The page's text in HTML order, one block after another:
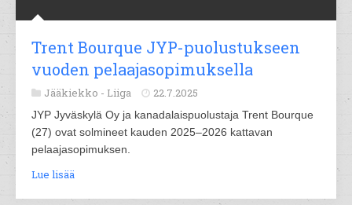
Trent Bourque JYP-puolustukseen
vuoden pelaajasopimuksella
Jääkiekko - Liiga 22.7.2025
JYP Jyväskylä Oy ja kanadalaispuolustaja Trent Bourque
(27) ovat solmineet kauden 2025–2026 kattavan
pelaajasopimuksen.
Lue lisää